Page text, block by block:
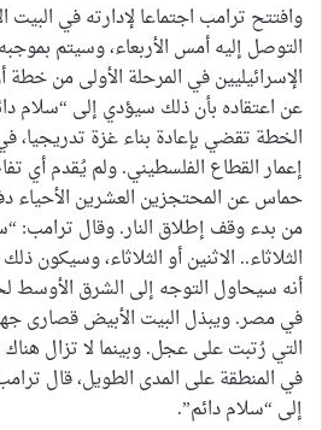
وافتتح ترامب اجتماعا لإدارته في
التوصل إليه أمس الأربعاء، وسيتم
الإسرائيليين في المرحلة الأولى من
عن اعتقاده بأن ذلك سيؤدي إلى “سلام
الخطة تقضي بإعادة بناء غزة
إعمار القطاع الفلسطيني. ولم يُقدم أي
من بدء وقف إطلاق النار. وقال ترامب:
الثلاثاء.. الاثنين أو الثلاثاء، وسيكون
أنه سيحاول التوجه إلى الشرق الأوسط
في مصر. ويبذل البيت الأبيض قصارى
التي رُتبت على عجل. وبينما لا تزال
في المنطقة على المدى الطويل، قال
إلى “سلام دائم”.